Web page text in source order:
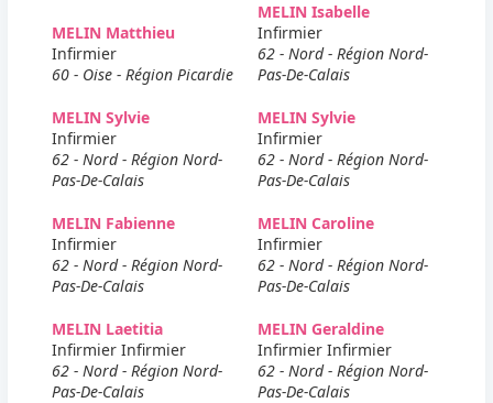
MELIN Matthieu
Infirmier
60 - Oise - Région Picardie
MELIN Isabelle
Infirmier
62 - Nord - Région Nord-
Pas-De-Calais
MELIN Sylvie
Infirmier
62 - Nord - Région Nord-
Pas-De-Calais
MELIN Sylvie
Infirmier
62 - Nord - Région Nord-
Pas-De-Calais
MELIN Fabienne
Infirmier
62 - Nord - Région Nord-
Pas-De-Calais
MELIN Caroline
Infirmier
62 - Nord - Région Nord-
Pas-De-Calais
MELIN Laetitia
Infirmier Infirmier
62 - Nord - Région Nord-
Pas-De-Calais
MELIN Geraldine
Infirmier Infirmier
62 - Nord - Région Nord-
Pas-De-Calais